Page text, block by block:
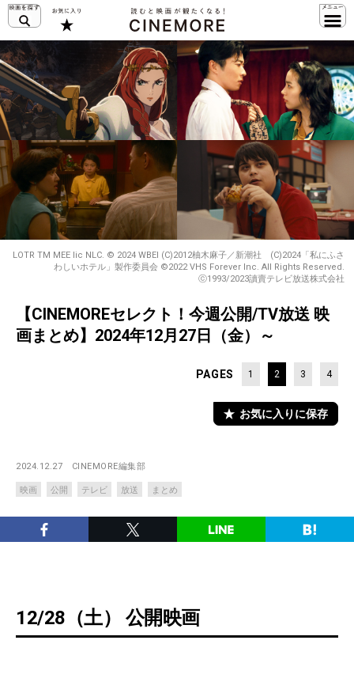
LOTR TM MEE lic NLC. © 2024 WBEI (C)2012柚木麻子／新潮社 (C)2024「私にふさ
わしいホテル」製作委員会 ©️2022 VHS Forever Inc. All Rights Reserved.
ⓒ1993/2023讀賣テレビ放送株式会社
【CINEMOREセレクト！今週公開/TV放送 映
画まとめ】2024年12月27日（金）～
PAGES 1 2 3 4
お気に入りに保存
2024.12.27 CINEMORE編集部
映画 公開 テレビ 放送 まとめ
12/28（土） 公開映画